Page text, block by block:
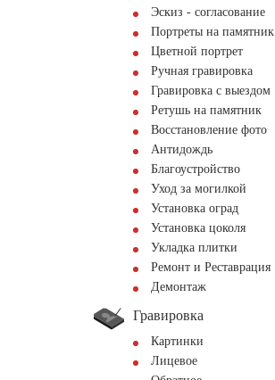
Эскиз - согласование
Портреты на памятник
Цветной портрет
Ручная гравировка
Гравировка с выездом
Ретушь на памятник
Восстановление фото
Антидождь
Благоустройство
Уход за могилкой
Установка оград
Установка цоколя
Укладка плитки
Ремонт и Реставрация
Демонтаж
Гравировка
Картинки
Лицевое